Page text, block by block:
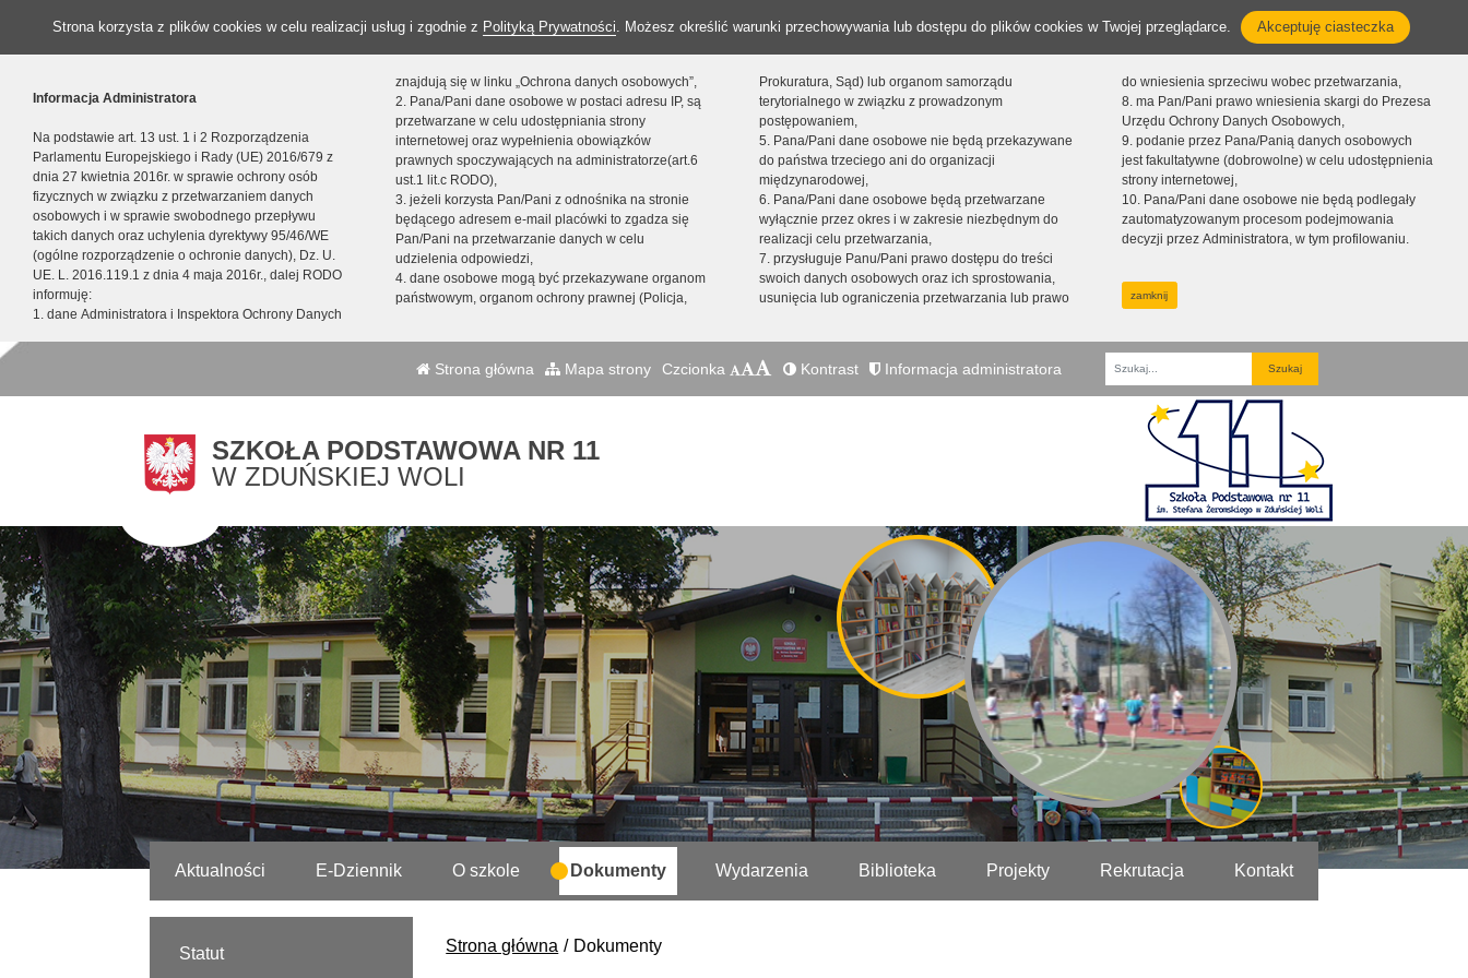
Strona korzysta z plików cookies w celu realizacji usług i zgodnie z Polityką Prywatności. Możesz określić warunki przechowywania lub dostępu do plików cookies w Twojej przeglądarce. Akceptuję ciasteczka
Informacja Administratora
Na podstawie art. 13 ust. 1 i 2 Rozporządzenia
Parlamentu Europejskiego i Rady (UE) 2016/679 z
dnia 27 kwietnia 2016r. w sprawie ochrony osób
fizycznych w związku z przetwarzaniem danych
osobowych i w sprawie swobodnego przepływu
takich danych oraz uchylenia dyrektywy 95/46/WE
(ogólne rozporządzenie o ochronie danych), Dz. U.
UE. L. 2016.119.1 z dnia 4 maja 2016r., dalej RODO
informuję:
1. dane Administratora i Inspektora Ochrony Danych
znajdują się w linku „Ochrona danych osobowych”,
2. Pana/Pani dane osobowe w postaci adresu IP, są
przetwarzane w celu udostępniania strony
internetowej oraz wypełnienia obowiązków
prawnych spoczywających na administratorze(art.6
ust.1 lit.c RODO),
3. jeżeli korzysta Pan/Pani z odnośnika na stronie
będącego adresem e-mail placówki to zgadza się
Pan/Pani na przetwarzanie danych w celu
udzielenia odpowiedzi,
4. dane osobowe mogą być przekazywane organom
państwowym, organom ochrony prawnej (Policja,
Prokuratura, Sąd) lub organom samorządu
terytorialnego w związku z prowadzonym
postępowaniem,
5. Pana/Pani dane osobowe nie będą przekazywane
do państwa trzeciego ani do organizacji
międzynarodowej,
6. Pana/Pani dane osobowe będą przetwarzane
wyłącznie przez okres i w zakresie niezbędnym do
realizacji celu przetwarzania,
7. przysługuje Panu/Pani prawo dostępu do treści
swoich danych osobowych oraz ich sprostowania,
usunięcia lub ograniczenia przetwarzania lub prawo
do wniesienia sprzeciwu wobec przetwarzania,
8. ma Pan/Pani prawo wniesienia skargi do Prezesa
Urzędu Ochrony Danych Osobowych,
9. podanie przez Pana/Panią danych osobowych
jest fakultatywne (dobrowolne) w celu udostępnienia
strony internetowej,
10. Pana/Pani dane osobowe nie będą podlegały
zautomatyzowanym procesom podejmowania
decyzji przez Administratora, w tym profilowaniu.
zamknij
Strona główna Mapa strony Czcionka Kontrast Informacja administratora
Fraza
SZKOŁA PODSTAWOWA NR 11
W ZDUŃSKIEJ WOLI
Aktualności E-Dziennik O szkole Dokumenty Wydarzenia Biblioteka Projekty Rekrutacja Kontakt
Strona główna Dokumenty
Statut